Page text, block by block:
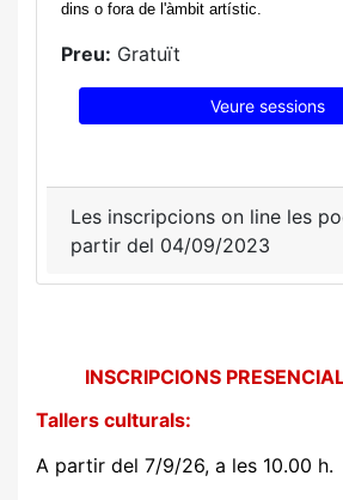
dins o fora de l'àmbit artístic.
Preu: Gratuït
Veure sessions
Les inscripcions on line les
partir del 04/09/2023
INSCRIPCIONS
Tallers culturals:
A partir del 7/9/26, a les 10.00 h.